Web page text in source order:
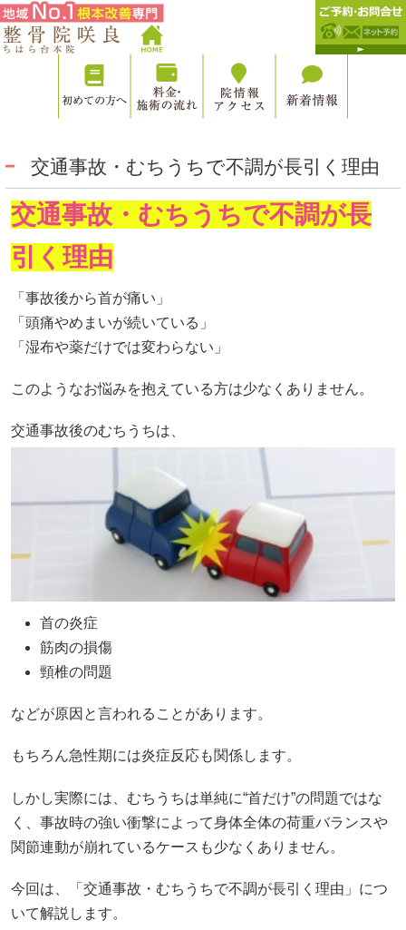
交通事故・むちうちで不調が長引く理由
交通事故・むちうちで不調が長
引く理由
「事故後から首が痛い」
「頭痛やめまいが続いている」
「湿布や薬だけでは変わらない」
このようなお悩みを抱えている方は少なくありません。
交通事故後のむちうちは、
首の炎症
筋肉の損傷
頸椎の問題
などが原因と言われることがあります。
もちろん急性期には炎症反応も関係します。
しかし実際には、むちうちは単純に“首だけ”の問題ではな
く、事故時の強い衝撃によって身体全体の荷重バランスや
関節連動が崩れているケースも少なくありません。
今回は、「交通事故・むちうちで不調が長引く理由」につ
いて解説します。